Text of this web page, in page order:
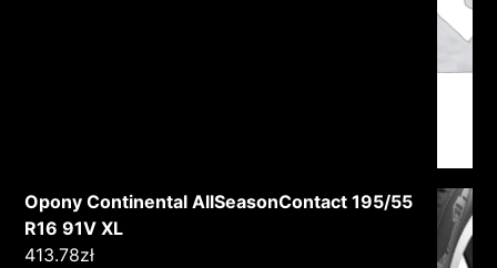
Opony Continental AllSeasonContact 195/55
R16 91V XL
413.78zł